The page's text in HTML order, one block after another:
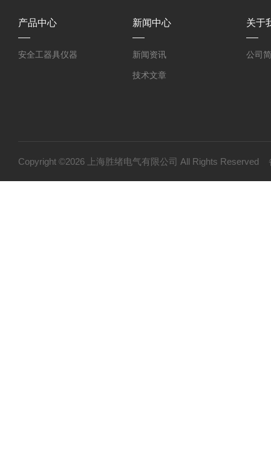
产品中心
安全工器具仪器
新闻中心
新闻资讯
技术文章
关于
公司
Copyright ©2026 上海胜绪电气有限公司 All Rights Reserved